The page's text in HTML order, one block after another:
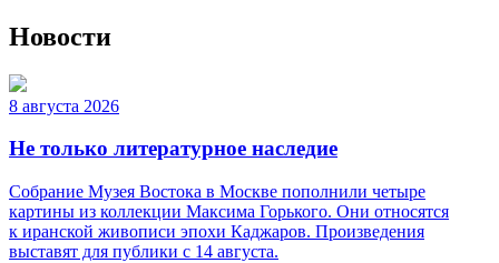
Новости
8 августа 2026
Не только литературное наследие
Собрание Музея Востока в Москве пополнили четыре
картины из коллекции Максима Горького. Они относятся
к иранской живописи эпохи Каджаров. Произведения
выставят для публики с 14 августа.